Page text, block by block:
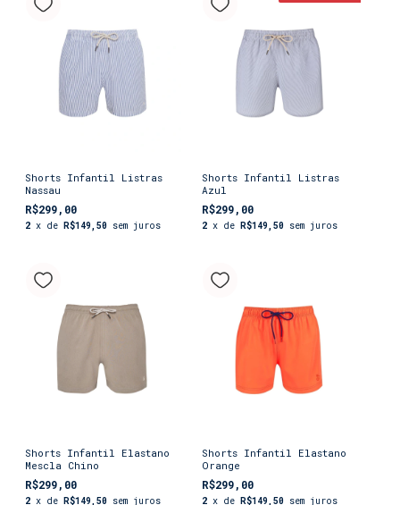
Shorts Infantil Listras
Nassau
R$299,00
2 x de R$149,50 sem juros
Shorts Infantil Listras
Azul
R$299,00
2 x de R$149,50 sem juros
Shorts Infantil Elastano
Mescla Chino
R$299,00
2 x de R$149,50 sem juros
Shorts Infantil Elastano
Orange
R$299,00
2 x de R$149,50 sem juros